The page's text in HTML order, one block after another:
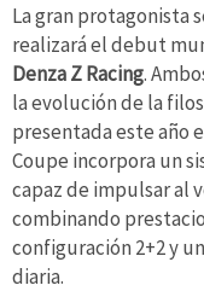
La gran protagonista
realizará el debut
Denza Z Racing.
la evolución de la
presentada este año
Coupe incorpora un
capaz de impulsar al
combinando
configuración 2+2 y
diaria.